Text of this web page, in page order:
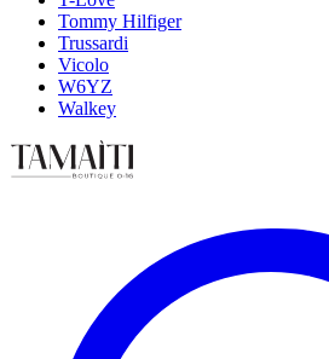
Tommy Hilfiger
Trussardi
Vicolo
W6YZ
Walkey